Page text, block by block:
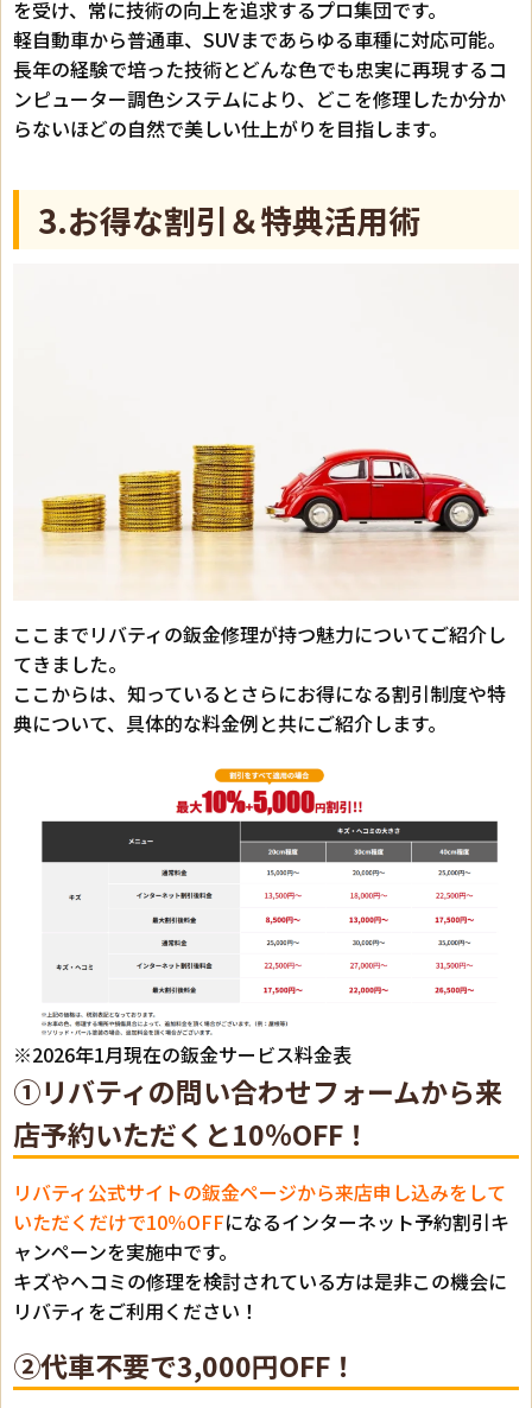
を受け、常に技術の向上を追求するプロ集団です。
軽自動車から普通車、SUVまであらゆる車種に対応可能。
長年の経験で培った技術とどんな色でも忠実に再現するコ
ンピューター調色システムにより、どこを修理したか分か
らないほどの自然で美しい仕上がりを目指します。
3.お得な割引＆特典活用術
ここまでリバティの鈑金修理が持つ魅力についてご紹介し
てきました。
ここからは、知っているとさらにお得になる割引制度や特
典について、具体的な料金例と共にご紹介します。
※2026年1月現在の鈑金サービス料金表
①リバティの問い合わせフォームから来
店予約いただくと10％OFF！
リバティ公式サイトの鈑金ページから来店申し込みをして
いただくだけで10％OFFになるインターネット予約割引キ
ャンペーンを実施中です。
キズやヘコミの修理を検討されている方は是非この機会に
リバティをご利用ください！
②代車不要で3,000円OFF！